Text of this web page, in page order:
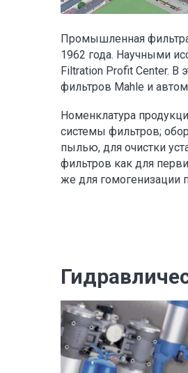
Промышленная
1962 года. Научными
Filtration Profit Center. В
фильтров Mahle и
Номенклатура
системы фильтров;
пылью, для очистки
фильтров как для
же для гомогенизации